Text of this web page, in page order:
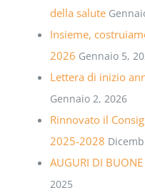
della salute
Insieme,
2026 Gennaio 5,
Lettera di inizio
Gennaio 2, 2026
Rinnovato il
2025-2028
AUGURI DI BUONE
2025